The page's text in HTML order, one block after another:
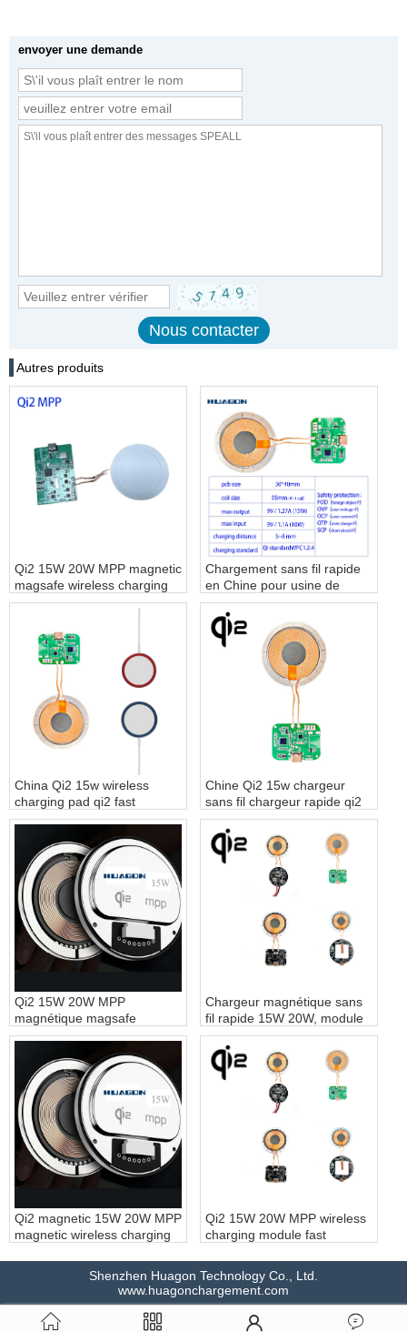
envoyer une demande
Autres produits
Qi2 15W 20W MPP magnetic
magsafe wireless charging
module magnet fast wireless
kdbcp1
Chargement sans fil rapide
en Chine pour usine de
charge sans fil iPhone
China Qi2 15w wireless
charging pad qi2 fast
charger supplier - COPY -
Chine Qi2 15w chargeur
sans fil chargeur rapide qi2
fournisseur
Qi2 15W 20W MPP
magnétique magsafe
module de charge sans fil
aimant chargeur sans fil
rapide pour iPhone
Chargeur magnétique sans
fil rapide 15W 20W, module
de charge magnétique sans
fil, aimant, charge rapide
sans fil, personnalisation
Qi2 magnetic 15W 20W MPP
magnetic wireless charging
COPY - g4acen
Qi2 15W 20W MPP wireless
charging module fast
echtdm
Shenzhen Huagon Technology Co., Ltd.
www.huagonchargement.com